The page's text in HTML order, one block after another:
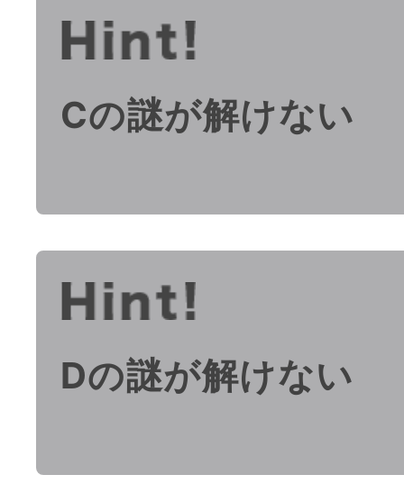
Cの謎が解けない
Dの謎が解けない